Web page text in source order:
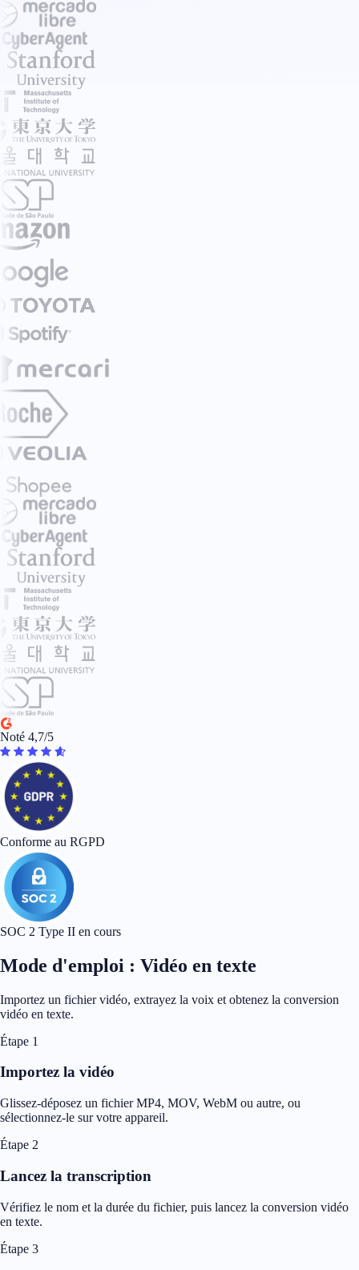
Noté 4,7/5
Conforme au RGPD
SOC 2 Type II en cours
Mode d'emploi : Vidéo en texte
Importez un fichier vidéo, extrayez la voix et obtenez la conversion
vidéo en texte.
Étape 1
Importez la vidéo
Glissez-déposez un fichier MP4, MOV, WebM ou autre, ou
sélectionnez-le sur votre appareil.
Étape 2
Lancez la transcription
Vérifiez le nom et la durée du fichier, puis lancez la conversion vidéo
en texte.
Étape 3